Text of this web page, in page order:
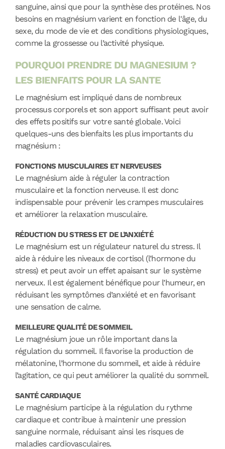
sanguine, ainsi que pour la synthèse des protéines. Nos
besoins en magnésium varient en fonction de l'âge, du
sexe, du mode de vie et des conditions physiologiques,
comme la grossesse ou l’activité physique.
POURQUOI PRENDRE DU MAGNESIUM ?
LES BIENFAITS POUR LA SANTE
Le magnésium est impliqué dans de nombreux
processus corporels et son apport suffisant peut avoir
des effets positifs sur votre santé globale. Voici
quelques-uns des bienfaits les plus importants du
magnésium :
FONCTIONS MUSCULAIRES ET NERVEUSES
Le magnésium aide à réguler la contraction
musculaire et la fonction nerveuse. Il est donc
indispensable pour prévenir les crampes musculaires
et améliorer la relaxation musculaire.
RÉDUCTION DU STRESS ET DE L’ANXIÉTÉ
Le magnésium est un régulateur naturel du stress. Il
aide à réduire les niveaux de cortisol (l’hormone du
stress) et peut avoir un effet apaisant sur le système
nerveux. Il est également bénéfique pour l’humeur, en
réduisant les symptômes d’anxiété et en favorisant
une sensation de calme.
MEILLEURE QUALITÉ DE SOMMEIL
Le magnésium joue un rôle important dans la
régulation du sommeil. Il favorise la production de
mélatonine, l’hormone du sommeil, et aide à réduire
l’agitation, ce qui peut améliorer la qualité du sommeil.
SANTÉ CARDIAQUE
Le magnésium participe à la régulation du rythme
cardiaque et contribue à maintenir une pression
sanguine normale, réduisant ainsi les risques de
maladies cardiovasculaires.